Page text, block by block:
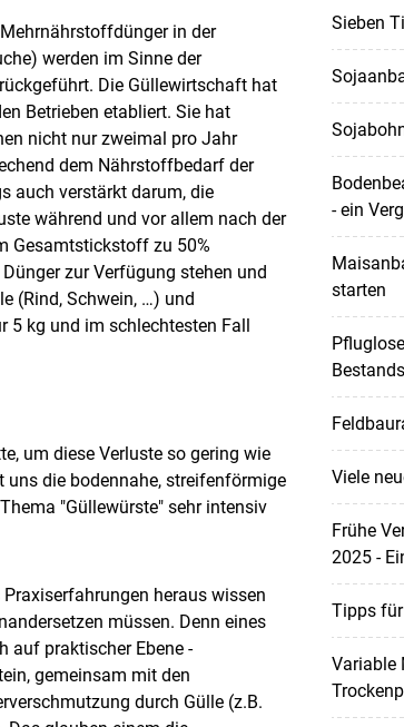
in der
werden im Sinne der
Die Güllewirtschaft hat
Betrieben etabliert. Sie hat
nicht nur zweimal pro Jahr
dem Nährstoffbedarf der
auch verstärkt darum, die
während und vor allem nach der
Gesamtstickstoff zu 50%
zur Verfügung stehen und
(Rind, Schwein, …) und
5 kg und im schlechtesten Fall
um diese Verluste so gering wie
die bodennahe, streifenförmige
"Güllewürste" sehr intensiv
heraus wissen
müssen. Denn eines
auf praktischer Ebene -
gemeinsam mit den
durch Gülle (z.B.
Sieben
- ein
starten
Viele
Frühe
2025 -
Tipps
Variable